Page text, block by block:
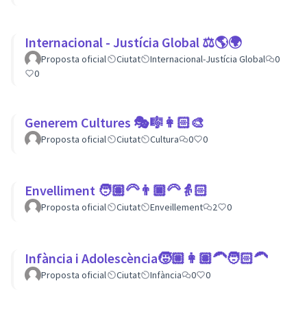
Internacional - Justícia Global ⚖️🌎🌍
Proposta oficial Ciutat Internacional-Justícia Global
0
0
Generem Cultures 🎭🎼👩🏻‍🎨
Proposta oficial Ciutat Cultura 0 0
Envelliment 🧑🏽‍🦳👨🏿‍🦳👵🏻
Proposta oficial Ciutat Enveillement 2 0
Infància i Adolescència🧒🏼👩🏽‍🦱🧑🏻‍🦱
Proposta oficial Ciutat Infància 0 0